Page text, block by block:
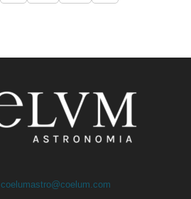
coelumastro@coelum.com